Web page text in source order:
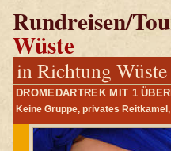
Rundreisen/
Wüste
in Richtung Wüste
DROMEDARTREK MIT 1
Keine Gruppe, privates